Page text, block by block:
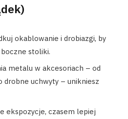
okablowanie i drobiazgi, by
boczne stoliki.
metalu w akcesoriach – od
drobne uchwyty – unikniesz
ekspozycje, czasem lepiej